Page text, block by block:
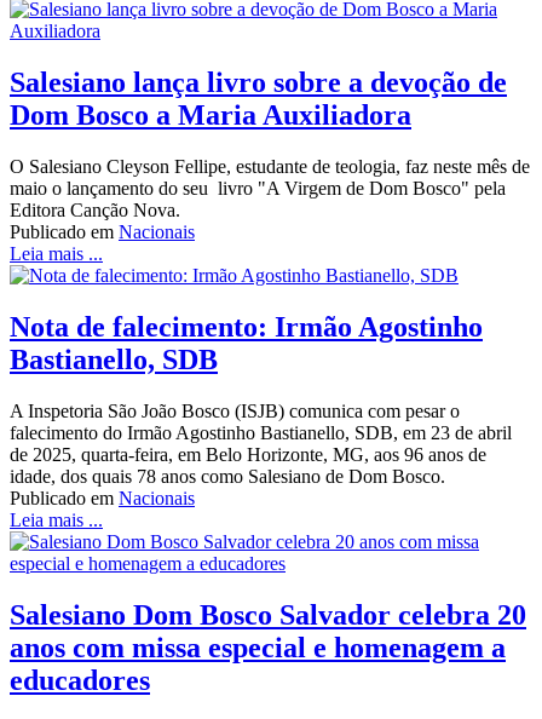
Salesiano lança livro sobre a devoção de
Dom Bosco a Maria Auxiliadora
O Salesiano Cleyson Fellipe, estudante de teologia, faz neste mês de
maio o lançamento do seu livro "A Virgem de Dom Bosco" pela
Editora Canção Nova.
Publicado em Nacionais
Leia mais ...
Nota de falecimento: Irmão Agostinho
Bastianello, SDB
A Inspetoria São João Bosco (ISJB) comunica com pesar o
falecimento do Irmão Agostinho Bastianello, SDB, em 23 de abril
de 2025, quarta-feira, em Belo Horizonte, MG, aos 96 anos de
idade, dos quais 78 anos como Salesiano de Dom Bosco.
Publicado em Nacionais
Leia mais ...
Salesiano Dom Bosco Salvador celebra 20
anos com missa especial e homenagem a
educadores